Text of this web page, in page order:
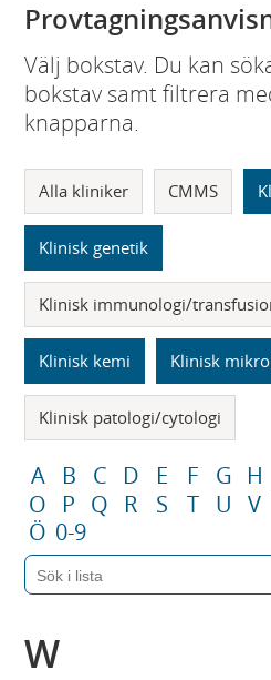
Välj bokstav. Du kan
bokstav samt filtrera
knapparna.
Alla kliniker CMMS
Klinisk genetik
Klinisk immunologi/
Klinisk kemi Klinisk
Klinisk patologi/cytologi
A B C D E F G H
O
P Q R S T U V
Ö 0-9
W